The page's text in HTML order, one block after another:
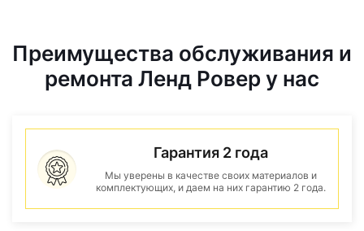
Преимущества обслуживания и
ремонта Ленд Ровер у нас
Гарантия 2 года
Мы уверены в качестве своих материалов и
комплектующих, и даем на них гарантию 2 года.